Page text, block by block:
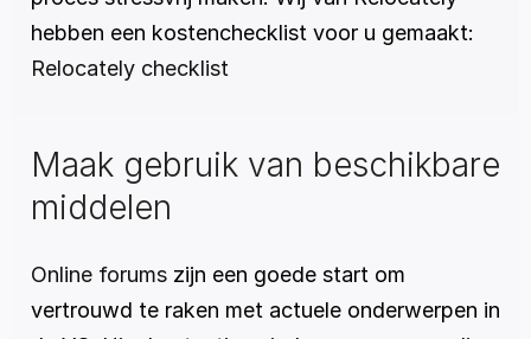
Relocately checklist
Maak gebruik van beschikbare
middelen
Online forums zijn een goede start om
vertrouwd te raken met actuele onderwerpen in